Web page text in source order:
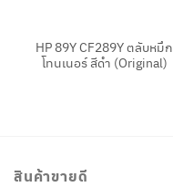
HP 89Y CF289Y ตลับหมึก
โทนเนอร์ สีดำ (Original)
สินค้าขายดี